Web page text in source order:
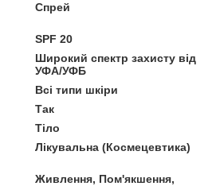
Спрей
SPF 20
Широкий спектр захисту від
УФА/УФБ
Всі типи шкіри
Так
Тіло
Лікувальна (Космецевтика)
Живлення, Пом'якшення,